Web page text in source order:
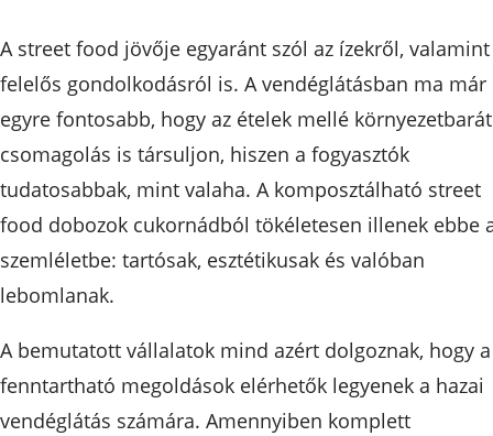
A street food jövője egyaránt szól az ízekről,
felelős gondolkodásról is. A vendéglátásban ma már
egyre fontosabb, hogy az ételek mellé környezetbarát
csomagolás is társuljon, hiszen a fogyasztók
tudatosabbak, mint valaha. A komposztálható street
food dobozok cukornádból tökéletesen illenek ebbe
szemléletbe: tartósak, esztétikusak és valóban
lebomlanak.
A bemutatott vállalatok mind azért dolgoznak, hogy a
fenntartható megoldások elérhetők legyenek a hazai
vendéglátás számára. Amennyiben komplett